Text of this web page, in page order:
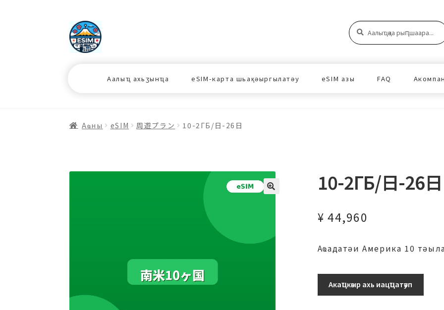
ナ
ビ
ゲ
ス
コ
ン
テ
プ
Аԥшаара:
Аԥшаара
Аалыҵ ахьӡынҵа eSIM-карта шьақәыргылатәу eSIM азы FAQ
Аҩны еSIM 周遊プラン 10-2ГБ/日-26日
10-2ГБ/日-26日
¥ 44,960
Аҩадатәи Америка 10
Акаҵкәыр ахь иацҵатәуп